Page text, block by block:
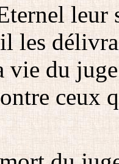
leur
les
vie du
ceux